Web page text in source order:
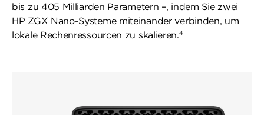
bis zu 405 Milliarden Parametern –, indem Sie zwei
HP ZGX Nano-Systeme miteinander verbinden, um
lokale Rechenressourcen zu skalieren.4